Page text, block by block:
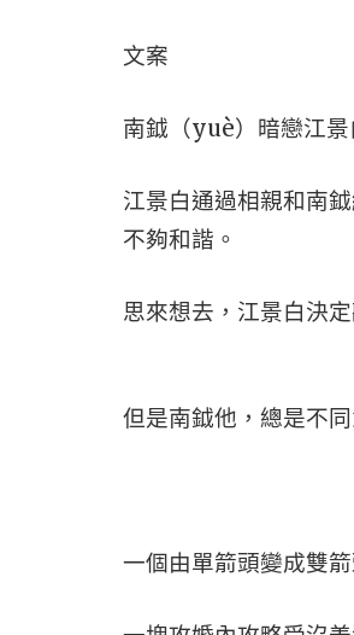
文案
南鉞（yuè）暗戀江景
江景白通過相親和南
不夠和諧。
思來想去，江景白決
但是南鉞他，總是不同
一個由單箭頭變成雙